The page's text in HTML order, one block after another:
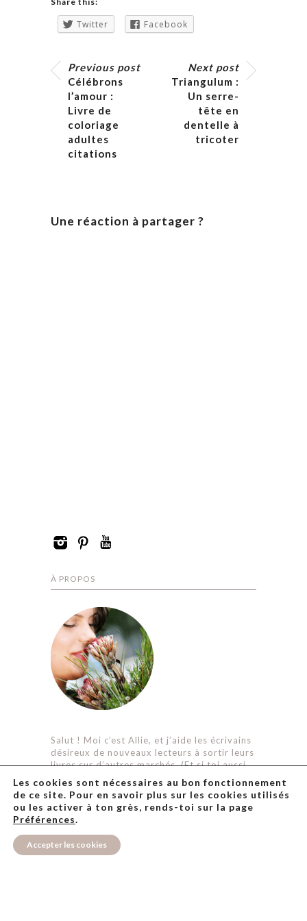
Twitter Facebook
Previous post
Célébrons
l’amour :
Livre de
coloriage
adultes
citations
Next post
Triangulum :
Un serre-
tête en
dentelle à
tricoter
Une réaction à partager ?
À PROPOS
Salut ! Moi c’est Allie, et j’aide les écrivains
désireux de nouveaux lecteurs à sortir leurs
livres sur d’autres marchés. (Et si toi aussi
t’as un bouquin que t’aimerais faire voir le
jour en anglais,viens par iciqu’on continue
cette discussion en tête à tête.)
Et lorsque je ne suis pas à la recherche des
phrases les plus représentatives pour tel ou
tel roman, je suis une créatrice de livres de
coloriage adultes, une tricoteuse acharnée,
Les cookies sont nécessaires au bon fonctionnement
de ce site. Pour en savoir plus sur les cookies utilisés
ou les activer à ton grès, rends-toi sur la page
Préférences.
Accepter les cookies